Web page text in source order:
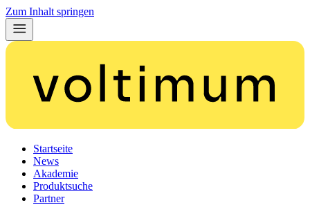
Zum Inhalt springen
Startseite
News
Akademie
Produktsuche
Partner